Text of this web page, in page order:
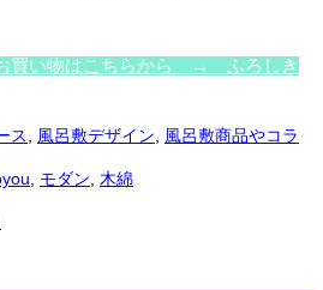
買い物はこちらから → ふろしき
ス 風呂敷デザイン
風呂敷商品やコラ
モダン 木綿